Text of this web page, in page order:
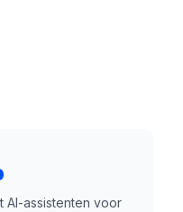
assistenten voor